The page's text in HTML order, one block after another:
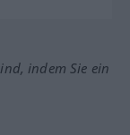
indem Sie ein